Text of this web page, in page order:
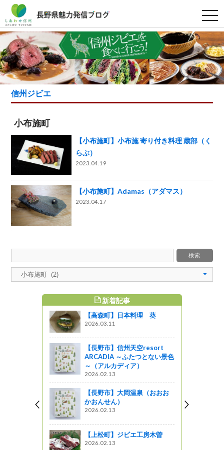
t
o
g
g
l
e
n
a
v
i
t
信州ジビエ
小布施町
【小布施町】小布施 寄り付き料理 蔵部（く
らぶ）
2023.04.19
【小布施町】Adamas（アダマス）
2023.04.17
新着記事
【高森町】日本料理 葵
2026.03.11
【長野市】信州天空resort
ARCADIA ～ふたつとない景色
～（アルカディア）
2026.02.13
【長野市】大岡温泉（おおお
かおんせん）
2026.02.13
【上松町】ジビエ工房木曽
2026.02.13